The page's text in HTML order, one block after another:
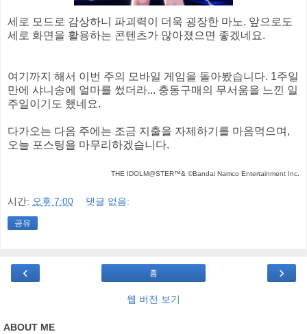
세로 모드로 감상하니 파괴력이 더욱 굉장한 마노. 앞으로도
세로 화면을 활용하는 콘텐츠가 많아졌으면 좋겠네요.
여기까지 해서 이번 주의 모바일 게임을 돌아봤습니다. 1주일
만에 샤니송에 얼마를 썼더라... 충동구매의 무서움을 느낀 일
주일이기도 했네요.
다가오는 다음 주에는 조금 지출을 자제하기를 마음먹으며,
오늘 포스팅을 마무리하겠습니다.
THE IDOLM@STER™& ©Bandai Namco Entertainment Inc.
시간: 오후 7:00 댓글 없음:
공유
‹ ›
홈
웹 버전 보기
ABOUT ME